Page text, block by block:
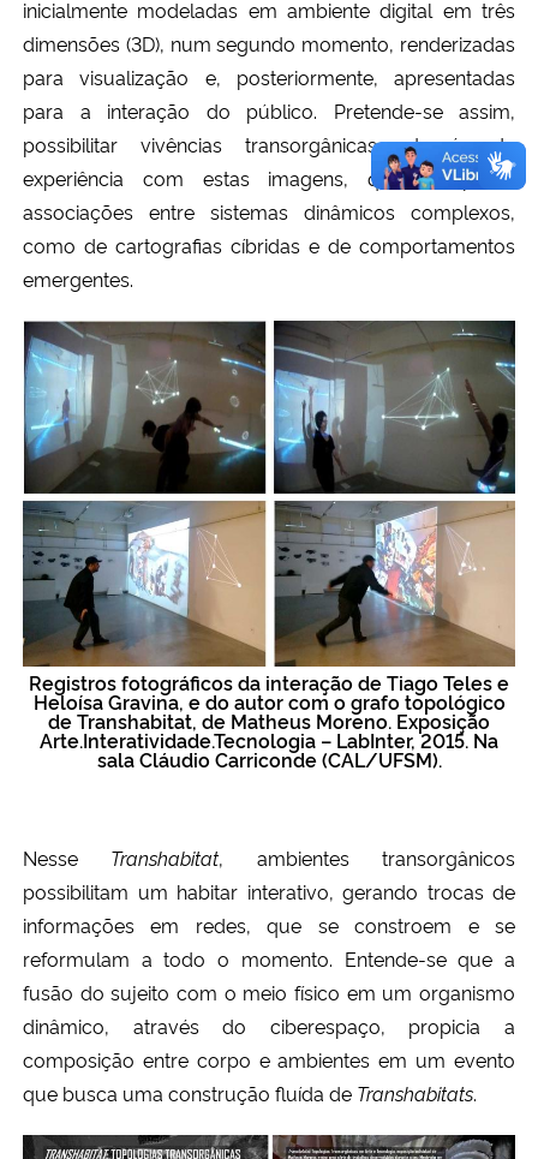
inicialmente modeladas em ambiente digital em três
dimensões (3D), num segundo momento, renderizadas
para visualização e, posteriormente, apresentadas
para a interação do público. Pretende-se assim,
possibilitar vivências transorgânicas, através da
experiência com estas imagens, que compõem
associações entre sistemas dinâmicos complexos,
como de cartografias cíbridas e de comportamentos
emergentes.
Registros fotográficos da interação de Tiago Teles e
Heloísa Gravina, e do autor com o grafo topológico
de Transhabitat, de Matheus Moreno. Exposição
Arte.Interatividade.Tecnologia – LabInter, 2015. Na
sala Cláudio Carriconde (CAL/UFSM).
Nesse Transhabitat, ambientes transorgânicos
possibilitam um habitar interativo, gerando trocas de
informações em redes, que se constroem e se
reformulam a todo o momento. Entende-se que a
fusão do sujeito com o meio físico em um organismo
dinâmico, através do ciberespaço, propicia a
composição entre corpo e ambientes em um evento
que busca uma construção fluída de Transhabitats.